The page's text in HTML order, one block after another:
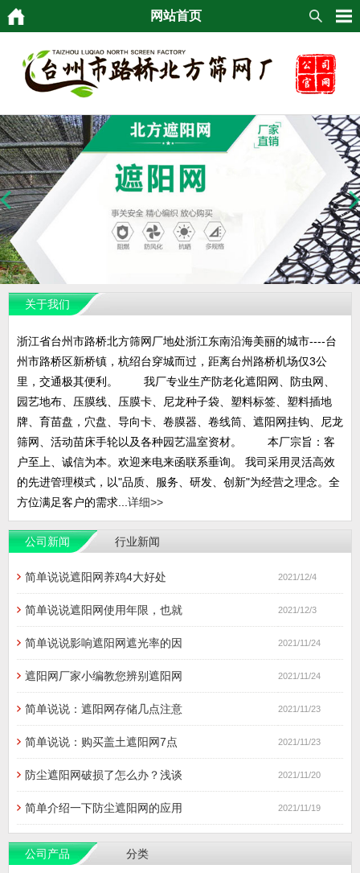
网站首页
关于我们
浙江省台州市路桥北方筛网厂地处浙江东南沿海美丽的城市----台
州市路桥区新桥镇，杭绍台穿城而过，距离台州路桥机场仅3公
里，交通极其便利。 我厂专业生产防老化遮阳网、防虫网、
园艺地布、压膜线、压膜卡、尼龙种子袋、塑料标签、塑料插地
牌、育苗盘，穴盘、导向卡、卷膜器、卷线筒、遮阳网挂钩、尼龙
筛网、活动苗床手轮以及各种园艺温室资材。 本厂宗旨：客
户至上、诚信为本。欢迎来电来函联系垂询。 我司采用灵活高效
的先进管理模式，以"品质、服务、研发、创新"为经营之理念。全
方位满足客户的需求... 详细>>
公司新闻 行业新闻
简单说说遮阳网养鸡4大好处 2021/12/4
简单说说遮阳网使用年限，也就 2021/12/3
简单说说影响遮阳网遮光率的因 2021/11/24
遮阳网厂家小编教您辨别遮阳网 2021/11/24
简单说说：遮阳网存储几点注意 2021/11/23
简单说说：购买盖土遮阳网7点 2021/11/23
防尘遮阳网破损了怎么办？浅谈 2021/11/20
简单介绍一下防尘遮阳网的应用 2021/11/19
公司产品 分类